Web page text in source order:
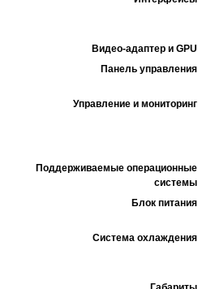
Видео-адаптер и GPU
Панель управления
Управление и мониторинг
Поддерживаемые операционные
системы
Блок питания
Система охлаждения